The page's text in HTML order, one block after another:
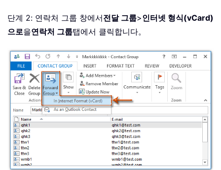
단계 2: 연락처 그룹 창에서전달 그룹>인터넷 형식(vCard)
으로을연락처 그룹탭에서 클릭합니다。